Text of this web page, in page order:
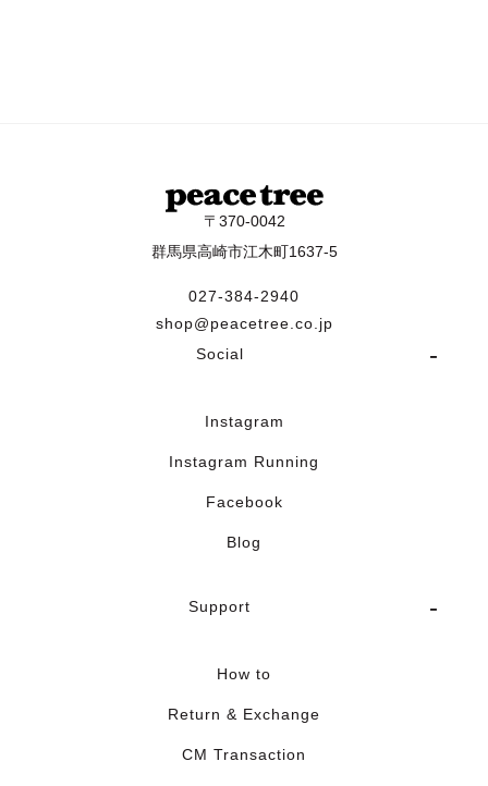
〒370-0042
群馬県高崎市江木町1637-5
027-384-2940
shop@peacetree.co.jp
Social
Instagram
Instagram Running
Facebook
Blog
Support
How to
Return & Exchange
CM Transaction